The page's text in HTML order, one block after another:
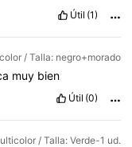
Útil (1)
/ Talla: negro+morado
muy bien
Útil (0)
/ Talla: Verde-1 ud.